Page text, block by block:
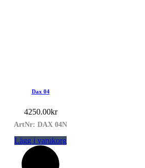
Dax 04
4250.00kr
ArtNr: DAX 04N
Lägg i varukorg